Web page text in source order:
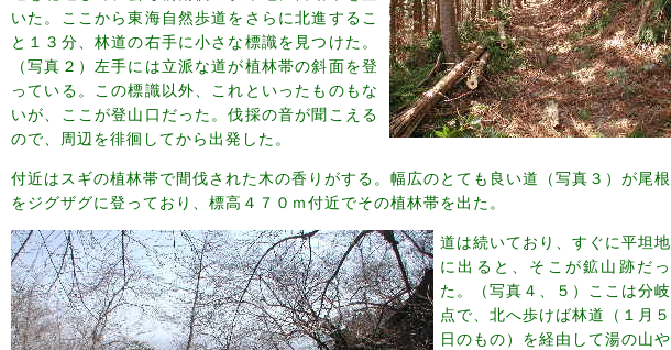
いた。ここから東海自然歩道をさらに北進するこ
と１３分、林道の右手に小さな標識を見つけた。
（写真２）左手には立派な道が植林帯の斜面を登
っている。この標識以外、これといったものもな
いが、ここが登山口だった。伐採の音が聞こえる
ので、周辺を徘徊してから出発した。
付近はスギの植林帯で間伐された木の香りがする。幅広のとても良い道（写真３）が尾根
をジグザグに登っており、標高４７０ｍ付近でその植林帯を出た。
道は続いており、すぐに平坦地
に出ると、そこが鉱山跡だっ
た。（写真４、５）ここは分岐
点で、北へ歩けば林道（１月５
日のもの）を経由して湯の山や